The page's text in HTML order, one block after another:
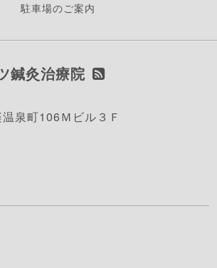
駐車場のご案内
鍼灸治療院
泉町106Ｍビル３Ｆ